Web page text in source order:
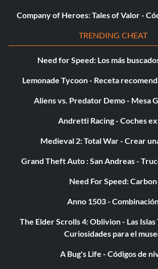
Company of Heroes: Tales of Valor -
TRENDING CHEAT
Need for Speed: Los más
Lemonade Tycoon - Receta
Aliens vs. Predator Demo - Mesa
Andretti Racing - Coches
Medieval 2: Total War - Crear
Grand Theft Auto : San Andreas -
Need For Speed: Carbon
Anno 1503 -
The Elder Scrolls 4: Oblivion - Las Islas
Curiosidades para el
A Bug's Life - Códigos de